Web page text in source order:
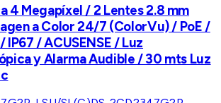
4 Megapíxel / 2 Lentes 2.8 mm
a Color 24/7 (ColorVu) / PoE /
IP67 / ACUSENSE / Luz
y Alarma Audible / 30 mts Luz